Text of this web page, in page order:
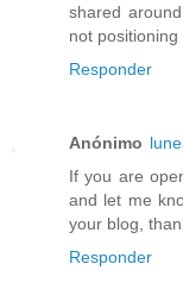
shared
not
Responder
Anónimo
If you are
and let me
your blog,
Responder